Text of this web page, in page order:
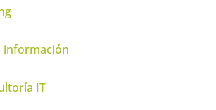
información
IT